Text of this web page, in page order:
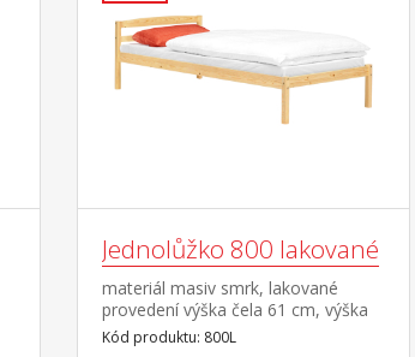
Jednolůžko 800 lakované
materiál masiv smrk, lakované
provedení výška čela 61 cm, výška
sedu 33 cm, cena bez roštu a
Kód produktu: 800L